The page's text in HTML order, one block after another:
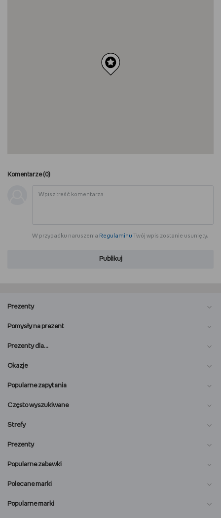
Komentarze (0)
W przypadku naruszenia Regulaminu Twój wpis zostanie usunięty.
Publikuj
Prezenty
Pomysły na prezent
Prezenty dla…
Okazje
Popularne zapytania
Często wyszukiwane
Strefy
Prezenty
Popularne zabawki
Polecane marki
Popularne marki